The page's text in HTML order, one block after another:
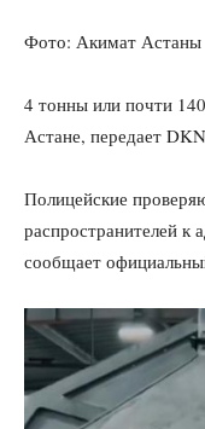
Фото: Акимат Астаны
4 тонны или почти
Астане, передает
Полицейские
распространителей к
сообщает